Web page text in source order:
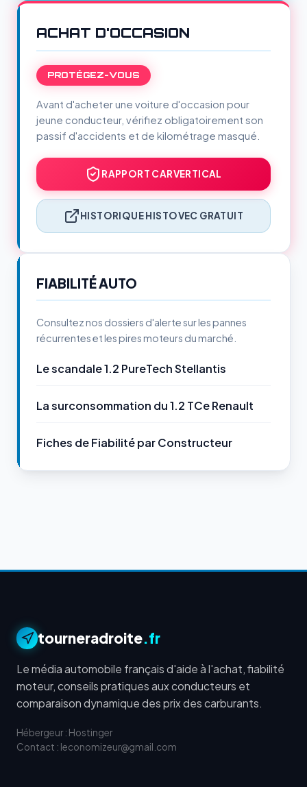
ACHAT D'OCCASION
PROTÉGEZ-VOUS
Avant d'acheter une voiture d'occasion pour
jeune conducteur, vérifiez obligatoirement son
passif d'accidents et de kilométrage masqué.
RAPPORT CARVERTICAL
HISTORIQUE HISTOVEC GRATUIT
FIABILITÉ AUTO
Consultez nos dossiers d'alerte sur les pannes
récurrentes et les pires moteurs du marché.
Le scandale 1.2 PureTech Stellantis
La surconsommation du 1.2 TCe Renault
Fiches de Fiabilité par Constructeur
tourneradroite.fr
Le média automobile français d'aide à l'achat, fiabilité
moteur, conseils pratiques aux conducteurs et
comparaison dynamique des prix des carburants.
Hébergeur : Hostinger
Contact : leconomizeur@gmail.com